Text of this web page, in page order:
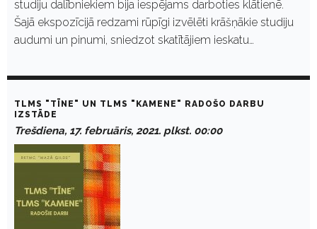
studiju dalībniekiem bija iespējams darboties klātienē.
Šajā ekspozīcijā redzami rūpīgi izvēlēti krāšņākie studiju
audumi un pinumi, sniedzot skatītājiem ieskatu…
TLMS "TĪNE" UN TLMS "KAMENE" RADOŠO DARBU
IZSTĀDE
Trešdiena, 17. februāris, 2021. plkst. 00:00